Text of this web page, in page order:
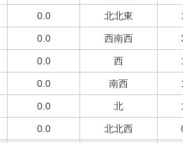
0.0 北北東
0.0 西南西
0.0 西
0.0 南西
0.0 北
0.0 北北西